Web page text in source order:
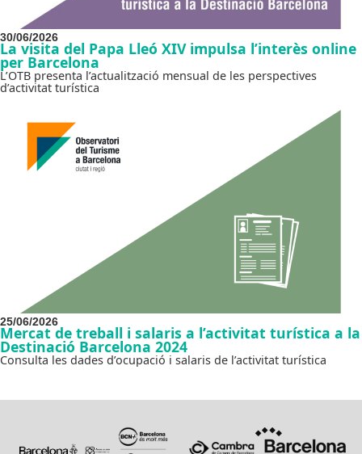
30/06/2026
La visita del Papa Lleó XIV impulsa l’interès online
per Barcelona
L’OTB presenta l’actualització mensual de les perspectives
d’activitat turística
25/06/2026
Mercat de treball i salaris a l’activitat turística a la
Destinació Barcelona 2024
Consulta les dades d’ocupació i salaris de l’activitat turística